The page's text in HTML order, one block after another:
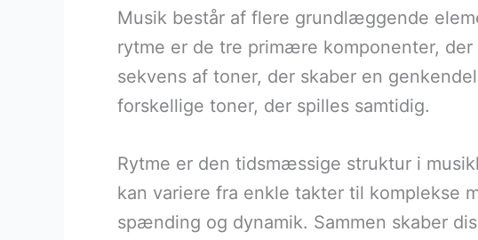
Musik består af flere grundlæggende
rytme er de tre primære komponenter,
sekvens af toner, der skaber en
forskellige toner, der spilles samtidig.
Rytme er den tidsmæssige struktur i
kan variere fra enkle takter til komplekse
spænding og dynamik. Sammen skaber